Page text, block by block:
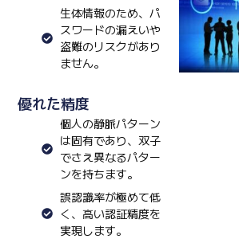
生体情報のため、パ
スワードの漏えいや
盗難のリスクがあり
ません。
優れた精度
個人の静脈パターン
は固有であり、双子
でさえ異なるパター
ンを持ちます。
誤認識率が極めて低
く、高い認証精度を
実現します。